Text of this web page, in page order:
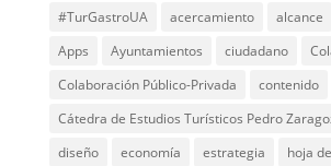
#TurGastroUA acercamiento alcance
Apps
Ayuntamientos ciudadano
Colaboración Público-Privada
contenido
Cátedra de Estudios Turísticos Pedro
diseño
economía estrategia hoja